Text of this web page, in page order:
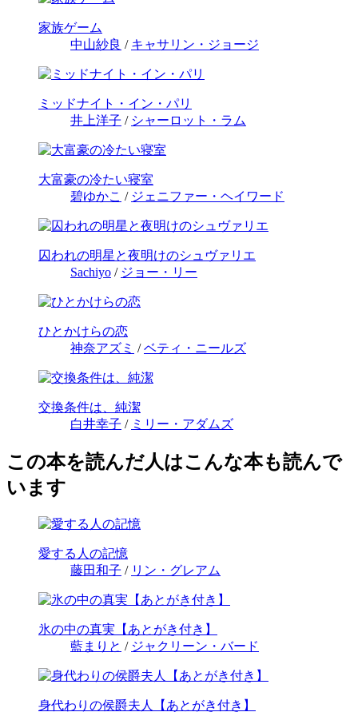
家族ゲーム
中山紗良 / キャサリン・ジョージ
ミッドナイト・イン・パリ
井上洋子 / シャーロット・ラム
大富豪の冷たい寝室
碧ゆかこ / ジェニファー・ヘイワード
囚われの明星と夜明けのシュヴァリエ
Sachiyo / ジョー・リー
ひとかけらの恋
神奈アズミ /ベティ・ニールズ
交換条件は、純潔
白井幸子 / ミリー・アダムズ
この本を読んだ人はこんな本も読んで
います
愛する人の記憶
藤田和子 / リン・グレアム
氷の中の真実【あとがき付き】
藍まりと / ジャクリーン・バード
身代わりの侯爵夫人【あとがき付き】